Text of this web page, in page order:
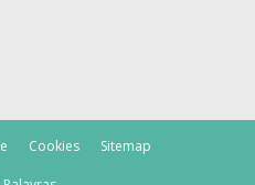
Cookies Sitemap